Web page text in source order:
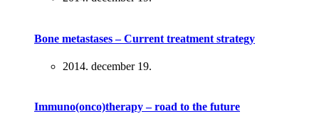
Bone metastases – Current treatment strategy
2014. december 19.
Immuno(onco)therapy – road to the future